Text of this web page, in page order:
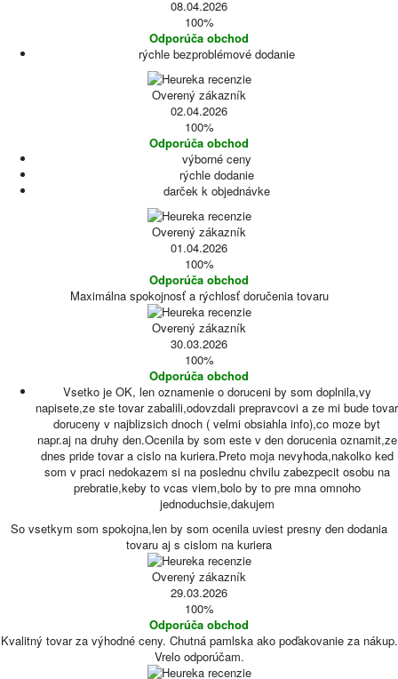
08.04.2026
100%
Odporúča obchod
rýchle bezproblémové dodanie
Overený zákazník
02.04.2026
100%
Odporúča obchod
výborné ceny
rýchle dodanie
darček k objednávke
Overený zákazník
01.04.2026
100%
Odporúča obchod
Maximálna spokojnosť a rýchlosť doručenia tovaru
Overený zákazník
30.03.2026
100%
Odporúča obchod
Vsetko je OK, len oznamenie o doruceni by som doplnila,vy
napisete,ze ste tovar zabalili,odovzdali prepravcovi a ze mi bude tovar
doruceny v najblizsich dnoch ( velmi obsiahla info),co moze byt
napr.aj na druhy den.Ocenila by som este v den dorucenia oznamit,ze
dnes pride tovar a cislo na kuriera.Preto moja nevyhoda,nakolko ked
som v praci nedokazem si na poslednu chvilu zabezpecit osobu na
prebratie,keby to vcas viem,bolo by to pre mna omnoho
jednoduchsie,dakujem
So vsetkym som spokojna,len by som ocenila uviest presny den dodania
tovaru aj s cislom na kuriera
Overený zákazník
29.03.2026
100%
Odporúča obchod
Kvalitný tovar za výhodné ceny. Chutná pamlska ako poďakovanie za nákup.
Vrelo odporúčam.